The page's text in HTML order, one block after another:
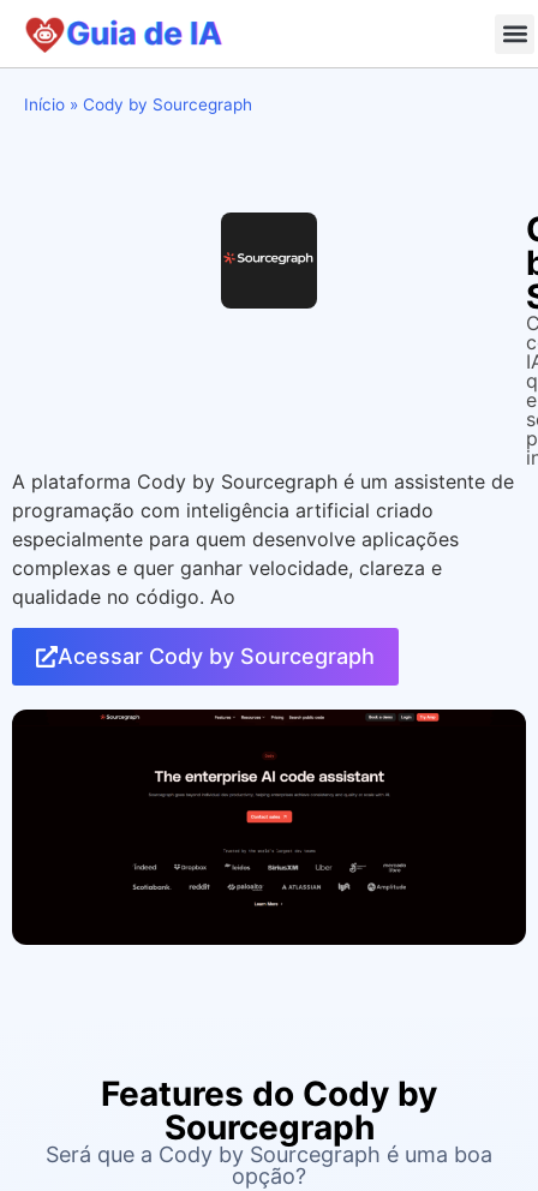
Início » Cody by Sourcegraph
A plataforma Cody by Sourcegraph é um assistente de
programação com inteligência artificial criado
especialmente para quem desenvolve aplicações
complexas e quer ganhar velocidade, clareza e
qualidade no código. Ao
Acessar Cody by Sourcegraph
Features do Cody by
Sourcegraph
Será que a Cody by Sourcegraph é uma boa
opção?